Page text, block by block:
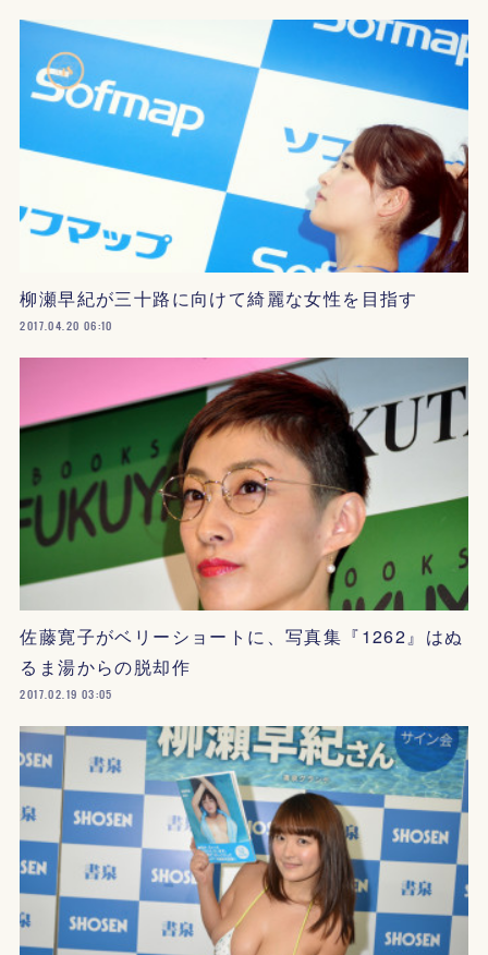
柳瀬早紀が三十路に向けて綺麗な女性を目指す
2017.04.20 06:10
佐藤寛子がベリーショートに、写真集『1262』はぬ
るま湯からの脱却作
2017.02.19 03:05